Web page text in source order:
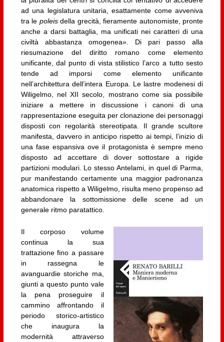
ad una legislatura unitaria, esattamente come avveniva
tra le poleisdella grecità, fieramente autonomiste, pronte
anche a darsi battaglia, ma unificati nei caratteri di una
civiltà abbastanza omogenea». Di pari passo alla
riesumazione del diritto romano come elemento
unificante, dal punto di vista stilistico l’arco a tutto sesto
tende ad imporsi come elemento unificante
nell’architettura dell’intera Europa. Le lastre modenesi di
Wiligelmo, nel XII secolo, mostrano come sia possibile
iniziare a mettere in discussione i canoni di una
rappresentazione eseguita per clonazione dei personaggi
disposti con regolarità stereotipata. Il grande scultore
manifesta, davvero in anticipo rispetto ai tempi, l’inizio di
una fase espansiva ove il protagonista è sempre meno
disposto ad accettare di dover sottostare a rigide
partizioni modulari. Lo stesso Antelami, in quel di Parma,
pur manifestando certamente una maggior padronanza
anatomica rispetto a Wiligelmo, risulta meno propenso ad
abbandonare la sottomissione delle scene ad un
generale ritmo paratattico.
Il corposo volume
continua la sua
trattazione fino a passare
in rassegna le
avanguardie storiche ma,
giunti a questo punto vale
la pena proseguire il
cammino affrontando il
periodo storico-artistico
che inaugura la
modernità attraverso